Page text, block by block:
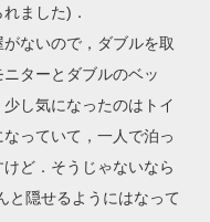
ました)．
ないので，ダブルを取
ターとダブルのベッ
し気になったのはトイ
っていて，一人で泊っ
ど．そうじゃないなら
と隠せるようにはなって